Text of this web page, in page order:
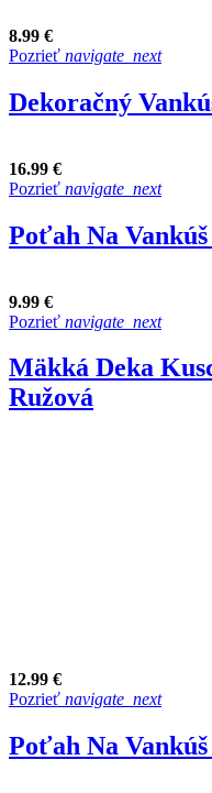
8.99 €
Pozrieť navigate_next
Dekoračný
16.99 €
Pozrieť navigate_next
Poťah Na
9.99 €
Pozrieť navigate_next
Mäkká Deka
Ružová
12.99 €
Pozrieť navigate_next
Poťah Na